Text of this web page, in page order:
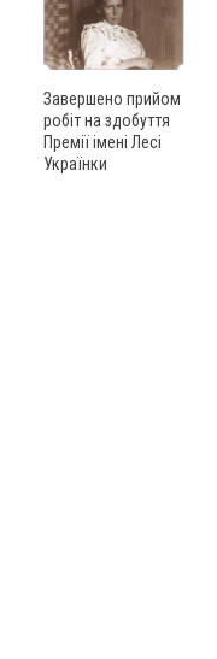
Завершено прийом
робіт на здобуття
Премії імені Лесі
Українки